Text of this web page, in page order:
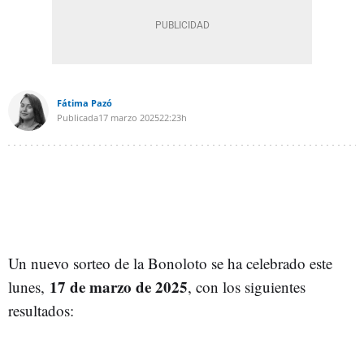
Fátima Pazó
Publicada17 marzo 202522:23h
Un nuevo sorteo de la Bonoloto se ha celebrado este
lunes, 17 de marzo de 2025, con los siguientes
resultados: